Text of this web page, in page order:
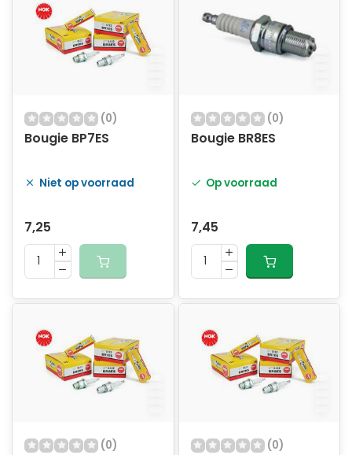
(0)
Bougie BP7ES
Niet op voorraad
7,25
(0)
Bougie BR8ES
Op voorraad
7,45
(0) (0)